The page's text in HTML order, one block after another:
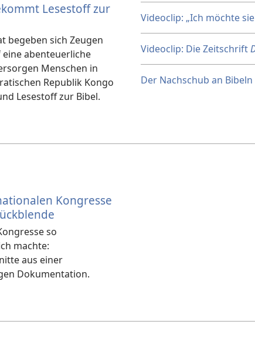
Lesestoff zur
begeben sich Zeugen
eine abenteuerliche
Menschen in
Republik Kongo
Lesestoff zur Bibel.
Videoclip: „Ich möchte
Videoclip: Die Zeitschrift
Der Nachschub an
Kongresse
so
machte:
aus einer
Dokumentation.